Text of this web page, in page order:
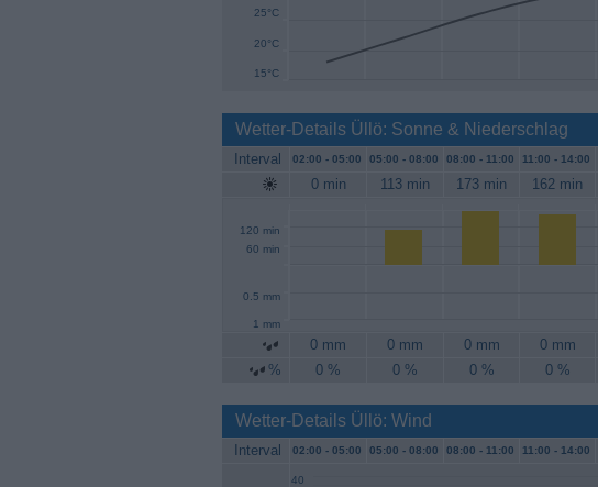
15°C
20°C
25°C
Wetter-Details Üllö: Sonne & Niederschlag
Interval 02:00 - 05:00 05:00 - 08:00 08:00 - 11:00 11:00 - 14:00
0 min 113 min 173 min 162 min
60 min
120 min
0.5 mm
1 mm
0 mm 0 mm 0 mm 0 mm
%
0 % 0 % 0 % 0 %
Wetter-Details Üllö: Wind
Interval 02:00 - 05:00 05:00 - 08:00 08:00 - 11:00 11:00 - 14:00
40